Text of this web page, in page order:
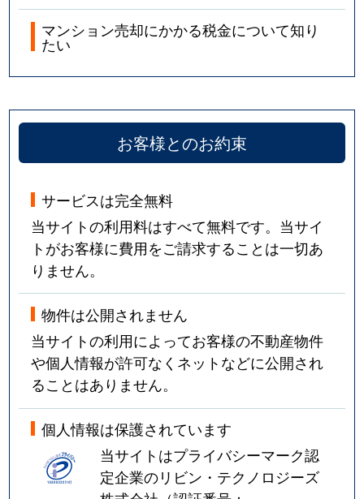
マンション売却にかかる税金について知り
たい
お客様とのお約束
サービスは完全無料
当サイトの利用料はすべて無料です。当サイ
トがお客様に費用をご請求することは一切あ
りません。
物件は公開されません
当サイトの利用によってお客様の不動産物件
や個人情報が許可なくネットなどに公開され
ることはありません。
個人情報は保護されています
当サイトはプライバシーマーク認
定企業のリビン・テクノロジーズ